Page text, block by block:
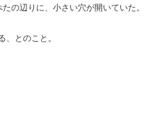
の辺りに、小さい穴が開いていた。
とのこと。